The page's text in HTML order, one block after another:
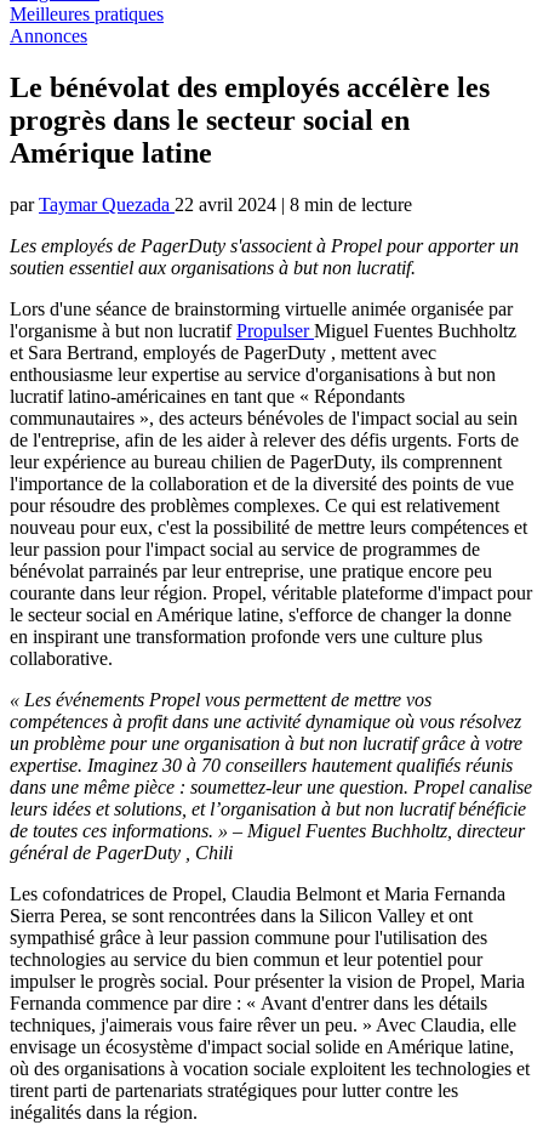
Meilleures pratiques
Annonces
Le bénévolat des employés accélère les
progrès dans le secteur social en
Amérique latine
parTaymar Quezada 22 avril 2024 | 8 min de lecture
Les employés de PagerDuty s'associent à Propel pour apporter un
soutien essentiel aux organisations à but non lucratif.
Lors d'une séance de brainstorming virtuelle animée organisée par
l'organisme à but non lucratifPropulserMiguel Fuentes Buchholtz
et Sara Bertrand, employés de PagerDuty , mettent avec
enthousiasme leur expertise au service d'organisations à but non
lucratif latino-américaines en tant que « Répondants
communautaires », des acteurs bénévoles de l'impact social au sein
de l'entreprise, afin de les aider à relever des défis urgents. Forts de
leur expérience au bureau chilien de PagerDuty, ils comprennent
l'importance de la collaboration et de la diversité des points de vue
pour résoudre des problèmes complexes. Ce qui est relativement
nouveau pour eux, c'est la possibilité de mettre leurs compétences et
leur passion pour l'impact social au service de programmes de
bénévolat parrainés par leur entreprise, une pratique encore peu
courante dans leur région. Propel, véritable plateforme d'impact pour
le secteur social en Amérique latine, s'efforce de changer la donne
en inspirant une transformation profonde vers une culture plus
collaborative.
« Les événements Propel vous permettent de mettre vos
compétences à profit dans une activité dynamique où vous résolvez
un problème pour une organisation à but non lucratif grâce à votre
expertise. Imaginez 30 à 70 conseillers hautement qualifiés réunis
dans une même pièce : soumettez-leur une question. Propel canalise
leurs idées et solutions, et l’organisation à but non lucratif bénéficie
de toutes ces informations. » – Miguel Fuentes Buchholtz, directeur
général de PagerDuty , Chili
Les cofondatrices de Propel, Claudia Belmont et Maria Fernanda
Sierra Perea, se sont rencontrées dans la Silicon Valley et ont
sympathisé grâce à leur passion commune pour l'utilisation des
technologies au service du bien commun et leur potentiel pour
impulser le progrès social. Pour présenter la vision de Propel, Maria
Fernanda commence par dire : « Avant d'entrer dans les détails
techniques, j'aimerais vous faire rêver un peu. » Avec Claudia, elle
envisage un écosystème d'impact social solide en Amérique latine,
où des organisations à vocation sociale exploitent les technologies et
tirent parti de partenariats stratégiques pour lutter contre les
inégalités dans la région.